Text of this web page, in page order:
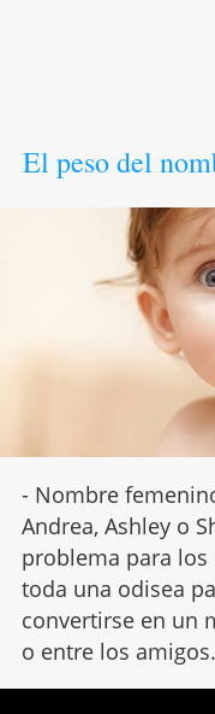
El peso del
- Nombre
Andrea, Ashley o
problema para
toda una odisea
convertirse en un
o entre los amigos.